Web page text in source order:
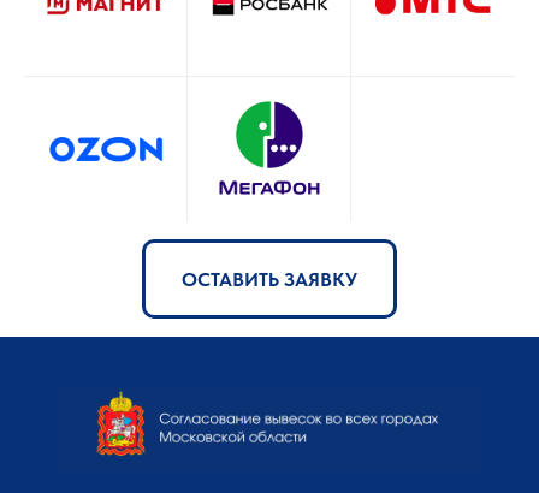
ОСТАВИТЬ ЗАЯВКУ